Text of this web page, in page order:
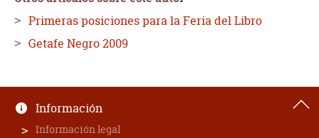
Primeras posiciones para la Feria del Libro
Getafe Negro 2009
Información
Información legal